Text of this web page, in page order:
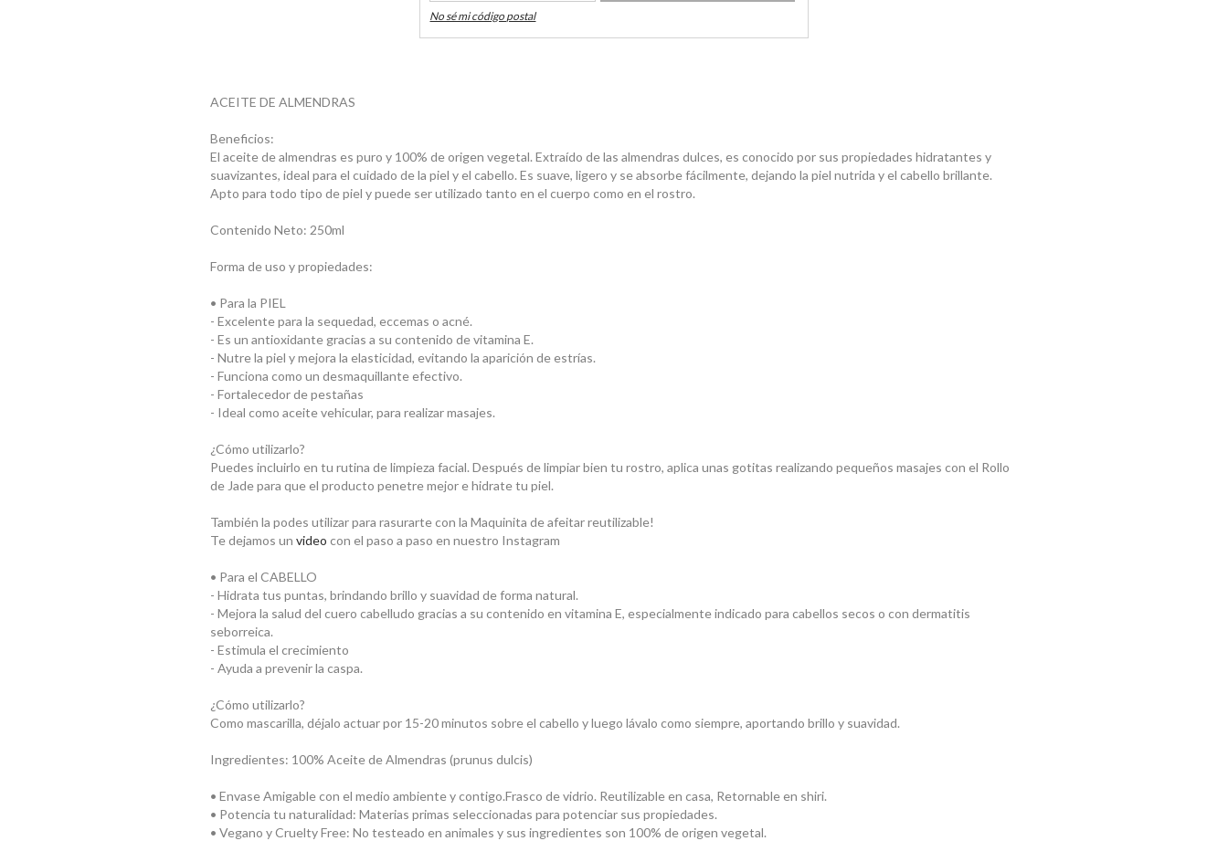
No sé mi código postal
ACEITE DE ALMENDRAS
Beneficios:
El aceite de almendras es puro y 100% de origen vegetal. Extraído de las almendras dulces, es conocido por sus propiedades hidratantes y
suavizantes, ideal para el cuidado de la piel y el cabello. Es suave, ligero y se absorbe fácilmente, dejando la piel nutrida y el cabello brillante.
Apto para todo tipo de piel y puede ser utilizado tanto en el cuerpo como en el rostro.
Contenido Neto: 250ml
Forma de uso y propiedades:
• Para la PIEL
- Excelente para la sequedad, eccemas o acné.
- Es un antioxidante gracias a su contenido de vitamina E.
- Nutre la piel y mejora la elasticidad, evitando la aparición de estrías.
- Funciona como un desmaquillante efectivo.
- Fortalecedor de pestañas
- Ideal como aceite vehicular, para realizar masajes.
¿Cómo utilizarlo?
Puedes incluirlo en tu rutina de limpieza facial. Después de limpiar bien tu rostro, aplica unas gotitas realizando pequeños masajes con el Rollo
de Jade para que el producto penetre mejor e hidrate tu piel.
También la podes utilizar para rasurarte con la Maquinita de afeitar reutilizable!
Te dejamos un video con el paso a paso en nuestro Instagram
• Para el CABELLO
- Hidrata tus puntas, brindando brillo y suavidad de forma natural.
- Mejora la salud del cuero cabelludo gracias a su contenido en vitamina E, especialmente indicado para cabellos secos o con dermatitis
seborreica.
- Estimula el crecimiento
- Ayuda a prevenir la caspa.
¿Cómo utilizarlo?
Como mascarilla, déjalo actuar por 15-20 minutos sobre el cabello y luego lávalo como siempre, aportando brillo y suavidad.
Ingredientes: 100% Aceite de Almendras (prunus dulcis)
• Envase Amigable con el medio ambiente y contigo.Frasco de vidrio. Reutilizable en casa, Retornable en shiri.
• Potencia tu naturalidad: Materias primas seleccionadas para potenciar sus propiedades.
• Vegano y Cruelty Free: No testeado en animales y sus ingredientes son 100% de origen vegetal.